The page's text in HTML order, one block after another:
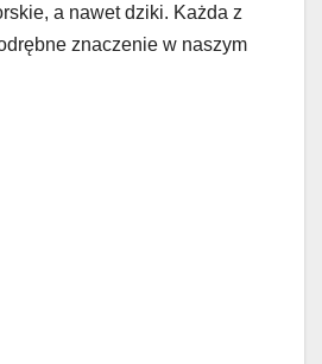
a nawet dziki. Każda z
znaczenie w naszym